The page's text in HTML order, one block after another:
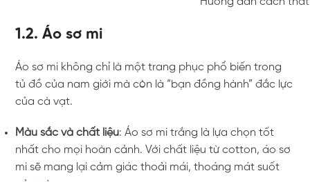
1.2. Áo sơ mi
Áo sơ mi không chỉ là một trang phục phổ biến trong
tủ đồ của nam giới mà còn là “bạn đồng hành” đắc lực
của cà vạt.
Màu sắc và chất liệu: Áo sơ mi trắng là lựa chọn tốt
nhất cho mọi hoàn cảnh. Với chất liệu từ cotton, áo sơ
mi sẽ mang lại cảm giác thoải mái, thoáng mát suốt